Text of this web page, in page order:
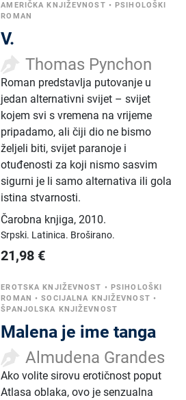
AMERIČKA KNJIŽEVNOST • PSIHOLOŠKI
ROMAN
V.
Thomas Pynchon
Roman predstavlja putovanje u
jedan alternativni svijet – svijet
kojem svi s vremena na vrijeme
pripadamo, ali čiji dio ne bismo
željeli biti, svijet paranoje i
otuđenosti za koji nismo sasvim
sigurni je li samo alternativa ili gola
istina stvarnosti.
Čarobna knjiga,2010.
Srpski. Latinica. Broširano.
21,98 €
EROTSKA KNJIŽEVNOST • PSIHOLOŠKI
ROMAN •SOCIJALNA KNJIŽEVNOST •
ŠPANJOLSKA KNJIŽEVNOST
Malena je ime tanga
Almudena Grandes
Ako volite sirovu erotičnost poput
Atlasa oblaka, ovo je senzualna